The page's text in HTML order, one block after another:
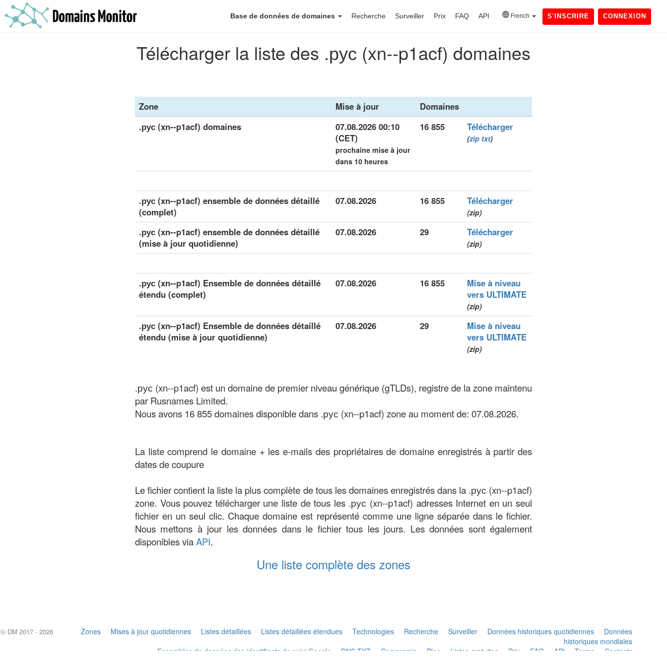
Base de données de domaines Recherche Surveiller Prix FAQ API French S'INSCRIRE CONNEXION
Télécharger la liste des .рус (xn--p1acf) domaines
Zone Mise à jour
Domaines
.рус (xn--p1acf) domaines
07.08.2026 00:10
(CET)
prochaine mise à jour
dans 10 heures
16 855 Télécharger
(zip txt)
.рус (xn--p1acf) ensemble de données détaillé
(complet)
07.08.2026 16 855 Télécharger
(zip)
.рус (xn--p1acf) ensemble de données détaillé
(mise à jour quotidienne)
07.08.2026 29 Télécharger
(zip)
.рус (xn--p1acf) Ensemble de données détaillé
étendu (complet)
07.08.2026 16 855
Mise à niveau
vers ULTIMATE
(zip)
.рус (xn--p1acf) Ensemble de données détaillé
étendu (mise à jour quotidienne)
07.08.2026 29
Mise à niveau
vers ULTIMATE
(zip)
.рус (xn--p1acf) est un domaine de premier niveau générique (gTLDs), registre de la zone maintenu
par Rusnames Limited.
Nous avons 16 855 domaines disponible dans .рус (xn--p1acf) zone au moment de: 07.08.2026.
La liste comprend le domaine + les e-mails des propriétaires de domaine enregistrés à partir des
dates de coupure
Le fichier contient la liste la plus complète de tous les domaines enregistrés dans la .рус (xn--p1acf)
zone. Vous pouvez télécharger une liste de tous les .рус (xn--p1acf) adresses Internet en un seul
fichier en un seul clic. Chaque domaine est représenté comme une ligne séparée dans le fichier.
Nous mettons à jour les données dans le fichier tous les jours. Les données sont également
disponibles viaAPI.
Une liste complète des zones
© DM 2017 - 2026 Zones Mises à jour quotidiennes Listes détaillées Listes détaillées étendues Technologies Recherche Surveiller Données historiques quotidiennes
Données
historiques mondiales
Ensembles de données des identifiants de suivi Google
DNS TXT Compromis Blog Listes gratuites Prix FAQ API Terms Contacts